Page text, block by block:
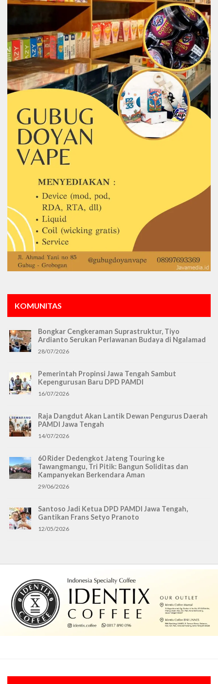
KOMUNITAS
Bongkar Cengkeraman Suprastruktur, Tiyo
Ardianto Serukan Perlawanan Budaya di Ngalamad
28/07/2026
Pemerintah Propinsi Jawa Tengah Sambut
Kepengurusan Baru DPD PAMDI
16/07/2026
Raja Dangdut Akan Lantik Dewan Pengurus Daerah
PAMDI Jawa Tengah
14/07/2026
60 Rider Dedengkot Jateng Touring ke
Tawangmangu, Tri Pitik: Bangun Soliditas dan
Kampanyekan Berkendara Aman
29/06/2026
Santoso Jadi Ketua DPD PAMDI Jawa Tengah,
Gantikan Frans Setyo Pranoto
12/05/2026